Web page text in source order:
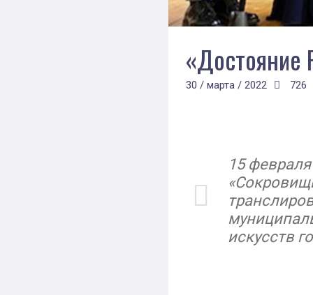
«Достояние
30 / марта / 2022 726
15
искусств